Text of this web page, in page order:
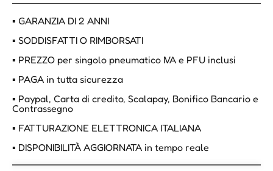
▪ GARANZIA DI 2 ANNI
▪ SODDISFATTI O RIMBORSATI
▪ PREZZO per singolo pneumatico IVA e PFU inclusi
▪ PAGA in tutta sicurezza
▪ Paypal, Carta di credito, Scalapay, Bonifico Bancario e
Contrassegno
▪ FATTURAZIONE ELETTRONICA ITALIANA
▪ DISPONIBILITÀ AGGIORNATA in tempo reale